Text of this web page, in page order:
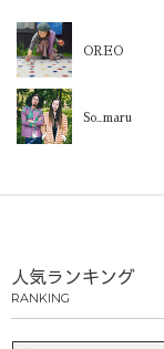
OREO
So_maru
人気ランキング
RANKING